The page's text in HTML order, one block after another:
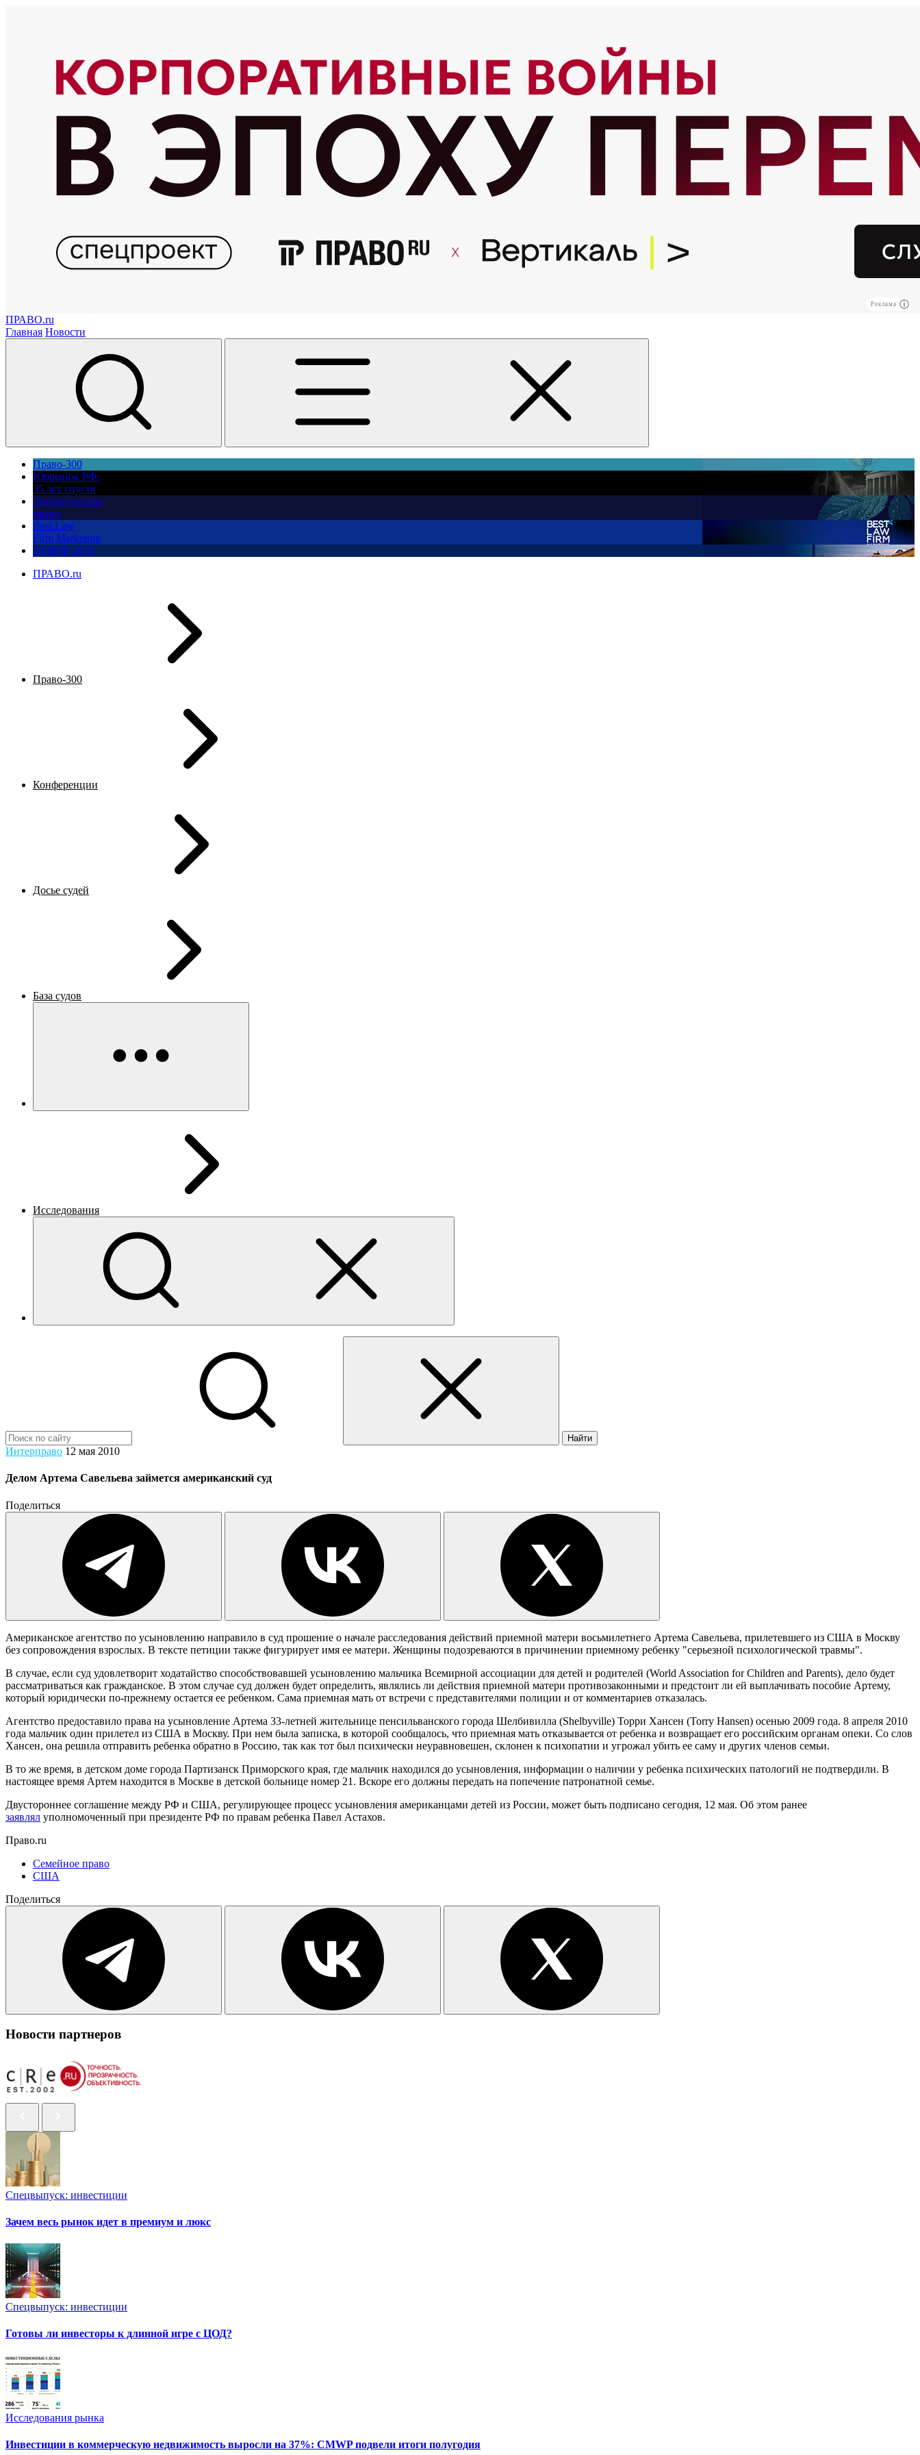
Реклама
ПРАВО.ru
Главная Новости
Право-300
Юррынок РФ:
35 лет спустя
Экологическое
право
Best Law
Firm Marketing
ПМЮФ 2026
ПРАВО.ru
Право-300
Конференции
Досье судей
База судов
Исследования
Найти
Интерправо 12 мая 2010
Делом Артема Савельева займется американский суд
Поделиться
Американское агентство по усыновлению направило в суд прошение о начале расследования действий приемной матери восьмилетнего Артема Савельева, прилетевшего из США в Москву
без сопровождения взрослых. В тексте петиции также фигурирует имя ее матери. Женщины подозреваются в причинении приемному ребенку "серьезной психологической травмы".
В случае, если суд удовлетворит ходатайство способствовавшей усыновлению мальчика Всемирной ассоциации для детей и родителей (World Association for Children and Parents), дело будет
рассматриваться как гражданское. В этом случае суд должен будет определить, являлись ли действия приемной матери противозаконными и предстоит ли ей выплачивать пособие Артему,
который юридически по-прежнему остается ее ребенком. Сама приемная мать от встречи с представителями полиции и от комментариев отказалась.
Агентство предоставило права на усыновление Артема 33-летней жительнице пенсильванского города Шелбивилла (Shelbyville) Торри Хансен (Torry Hansen) осенью 2009 года. 8 апреля 2010
года мальчик один прилетел из США в Москву. При нем была записка, в которой сообщалось, что приемная мать отказывается от ребенка и возвращает его российским органам опеки. Со слов
Хансен, она решила отправить ребенка обратно в Россию, так как тот был психически неуравновешен, склонен к психопатии и угрожал убить ее саму и других членов семьи.
В то же время, в детском доме города Партизанск Приморского края, где мальчик находился до усыновления, информации о наличии у ребенка психических патологий не подтвердили. В
настоящее время Артем находится в Москве в детской больнице номер 21. Вскоре его должны передать на попечение патронатной семье.
Двустороннее соглашение между РФ и США, регулирующее процесс усыновления американцами детей из России, может быть подписано сегодня, 12 мая. Об этом ранее
заявлял уполномоченный при президенте РФ по правам ребенка Павел Астахов.
Право.ru
Семейное право
США
Поделиться
Новости партнеров
Спецвыпуск: инвестиции
Зачем весь рынок идет в премиум и люкс
Спецвыпуск: инвестиции
Готовы ли инвесторы к длинной игре с ЦОД?
Исследования рынка
Инвестиции в коммерческую недвижимость выросли на 37%: CMWP подвели итоги полугодия